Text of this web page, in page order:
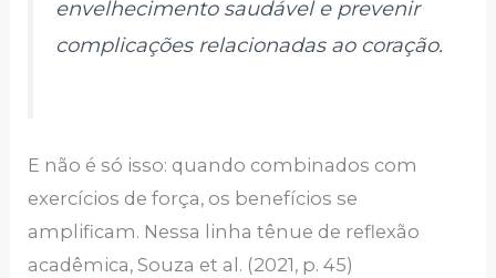
envelhecimento saudável e prevenir
complicações relacionadas ao coração.
E não é só isso: quando combinados com
exercícios de força, os benefícios se
amplificam. Nessa linha tênue de reflexão
acadêmica, Souza et al. (2021, p. 45)